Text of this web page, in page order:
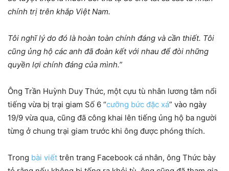
chính trị trên khắp Việt Nam.
Tôi nghĩ lý do đó là hoàn toàn chính đáng và cần thiết. Tôi
cũng ủng hộ các anh đã đoàn kết với nhau để đòi những
quyền lợi chính đáng của mình.”
Ông Trần Huỳnh Duy Thức, một cựu tù nhân lương tâm nổi
tiếng vừa bị trại giam Số 6 “cưỡng bức đặc xá” vào ngày
19/9 vừa qua, cũng đã công khai lên tiếng ủng hộ ba người
từng ở chung trại giam trước khi ông được phóng thích.
Trong bài viết trên trang Facebook cá nhân, ông Thức bày